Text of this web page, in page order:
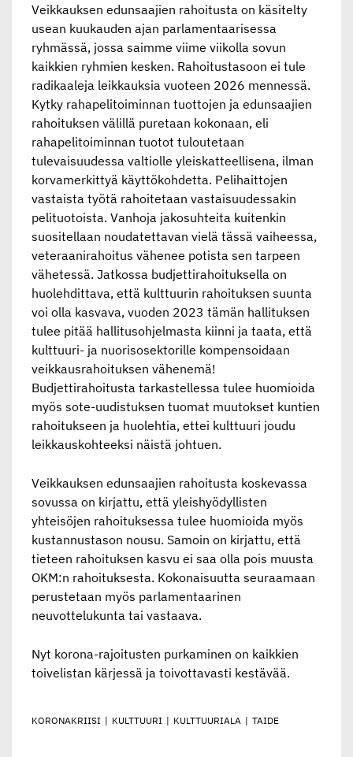
Veikkauksen edunsaajien rahoitusta on käsitelty
usean kuukauden ajan parlamentaarisessa
ryhmässä, jossa saimme viime viikolla sovun
kaikkien ryhmien kesken. Rahoitustasoon ei tule
radikaaleja leikkauksia vuoteen 2026 mennessä.
Kytky rahapelitoiminnan tuottojen ja edunsaajien
rahoituksen välillä puretaan kokonaan, eli
rahapelitoiminnan tuotot tuloutetaan
tulevaisuudessa valtiolle yleiskatteellisena, ilman
korvamerkittyä käyttökohdetta. Pelihaittojen
vastaista työtä rahoitetaan vastaisuudessakin
pelituotoista. Vanhoja jakosuhteita kuitenkin
suositellaan noudatettavan vielä tässä vaiheessa,
veteraanirahoitus vähenee potista sen tarpeen
vähetessä. Jatkossa budjettirahoituksella on
huolehdittava, että kulttuurin rahoituksen suunta
voi olla kasvava, vuoden 2023 tämän hallituksen
tulee pitää hallitusohjelmasta kiinni ja taata, että
kulttuuri- ja nuorisosektorille kompensoidaan
veikkausrahoituksen vähenemä!
Budjettirahoitusta tarkastellessa tulee huomioida
myös sote-uudistuksen tuomat muutokset kuntien
rahoitukseen ja huolehtia, ettei kulttuuri joudu
leikkauskohteeksi näistä johtuen.
Veikkauksen edunsaajien rahoitusta koskevassa
sovussa on kirjattu, että yleishyödyllisten
yhteisöjen rahoituksessa tulee huomioida myös
kustannustason nousu. Samoin on kirjattu, että
tieteen rahoituksen kasvu ei saa olla pois muusta
OKM:n rahoituksesta. Kokonaisuutta seuraamaan
perustetaan myös parlamentaarinen
neuvottelukunta tai vastaava.
Nyt korona-rajoitusten purkaminen on kaikkien
toivelistan kärjessä ja toivottavasti kestävää.
KORONAKRIISI | KULTTUURI | KULTTUURIALA | TAIDE